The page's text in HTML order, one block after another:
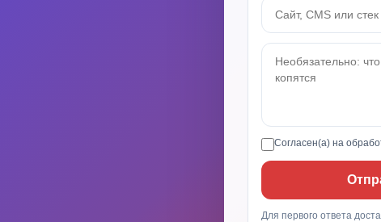
Согласен(а) на
Для первого ответа